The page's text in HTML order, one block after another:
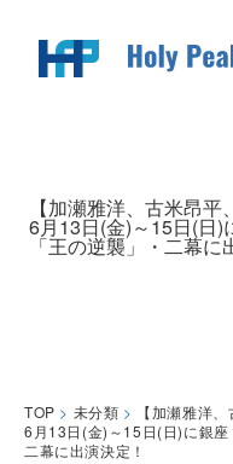
TOP > 未分類 >
【加瀬雅洋
6月13日(金)～15日(日)に銀座
二幕に出演決定！
【加瀬雅洋、古米昂
6月13日(金)～15日(日)
「王の逆襲」・二幕に